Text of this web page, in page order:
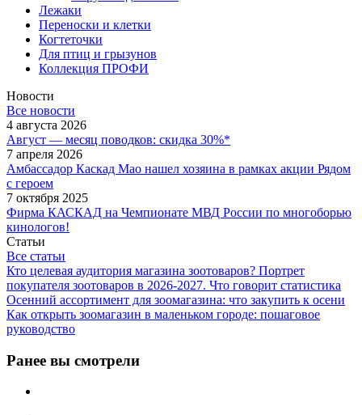
Лежаки
Переноски и клетки
Когтеточки
Для птиц и грызунов
Коллекция ПРОФИ
Новости
Все новости
4 августа 2026
Август — месяц поводков: скидка 30%*
7 апреля 2026
Амбассадор Каскад Мао нашел хозяина в рамках акции Рядом
с героем
7 октября 2025
Фирма КАСКАД на Чемпионате МВД России по многоборью
кинологов!
Статьи
Все статьи
Кто целевая аудитория магазина зоотоваров? Портрет
покупателя зоотоваров в 2026-2027. Что говорит статистика
Осенний ассортимент для зоомагазина: что закупить к осени
Как открыть зоомагазин в маленьком городе: пошаговое
руководство
Ранее вы смотрели